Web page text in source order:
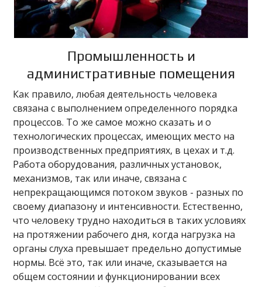
Промышленность и
административные помещения
Как правило, любая деятельность человека
связана с выполнением определенного порядка
процессов. То же самое можно сказать и о
технологических процессах, имеющих место на
производственных предприятиях, в цехах и т.д.
Работа оборудования, различных установок,
механизмов, так или иначе, связана с
непрекращающимся потоком звуков - разных по
своему диапазону и интенсивности. Естественно,
что человеку трудно находиться в таких условиях
на протяжении рабочего дня, когда нагрузка на
органы слуха превышает предельно допустимые
нормы. Всё это, так или иначе, сказывается на
общем состоянии и функционировании всех